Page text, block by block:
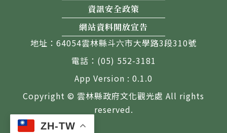
ZH-TW
資訊安全政策
網站資料開放宣告
地址：64054雲林縣斗六市大學路3段310號
電話：(05) 552-3181
App Version : 0.1.0
Copyright © 雲林縣政府文化觀光處 All rights
reserved.